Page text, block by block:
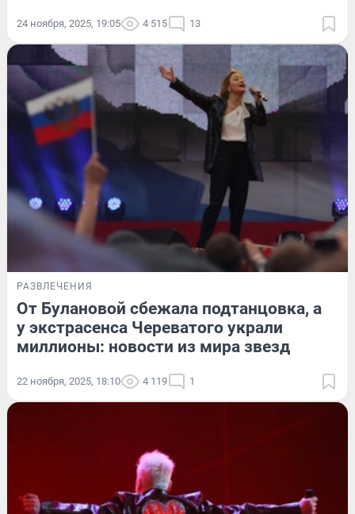
24 ноября, 2025, 19:05 4 515 13
РАЗВЛЕЧЕНИЯ
От Булановой сбежала подтанцовка, а
у экстрасенса Череватого украли
миллионы: новости из мира звезд
22 ноября, 2025, 18:10 4 119 1